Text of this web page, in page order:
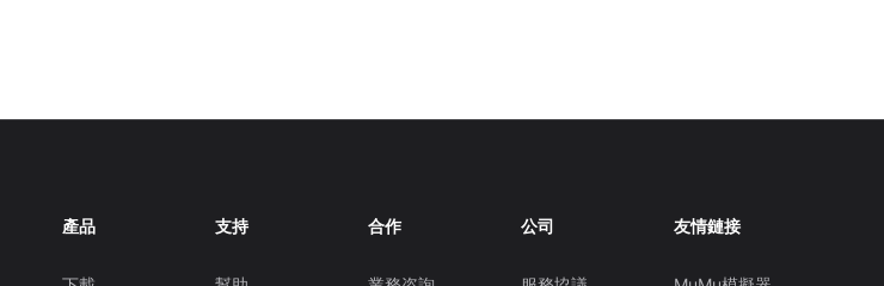
產品 支持 合作 公司 友情鏈接